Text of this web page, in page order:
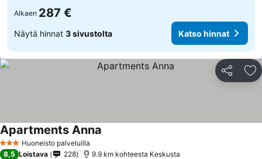
Alkaen 287 €
Näytä hinnat 3 sivustolta Katso hinnat
Jaa
3 Tähtiluokitus
Huoneisto palveluilla
Apartments Anna
8,5 Loistava 228 9.9 km kohteesta Keskusta